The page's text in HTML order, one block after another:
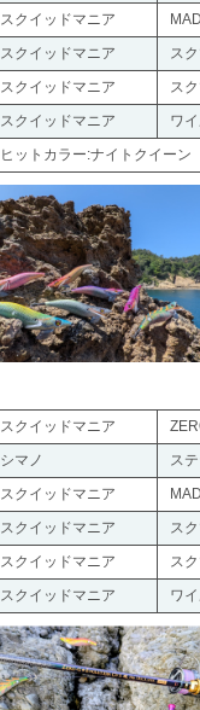
スクイッドマニア
スクイッドマニア
ス
スクイッドマニア
ス
スクイッドマニア
ワ
ヒットカラー:ナイトクイーン
スクイッドマニア
シマノ
ス
スクイッドマニア
スクイッドマニア
ス
スクイッドマニア
ス
スクイッドマニア ワ